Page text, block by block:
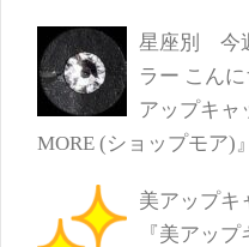
星座別 今
ラー こん
アップキャ
MORE (ショップモア)
美アップキ
『美アッ